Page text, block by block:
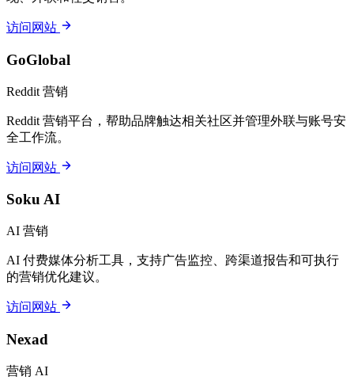
访问网站
GoGlobal
Reddit 营销
Reddit 营销平台，帮助品牌触达相关社区并管理外联与账号安
全工作流。
访问网站
Soku AI
AI 营销
AI 付费媒体分析工具，支持广告监控、跨渠道报告和可执行
的营销优化建议。
访问网站
Nexad
营销 AI